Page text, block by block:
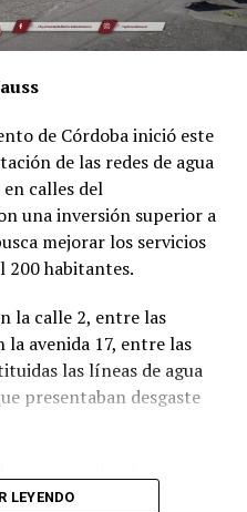
de Córdoba inició este
de las redes de agua
calles del
una inversión superior a
mejorar los servicios
200 habitantes.
la calle 2, entre las
la avenida 17, entre las
las líneas de agua
presentaban desgaste
pesos con 10
LEYENDO